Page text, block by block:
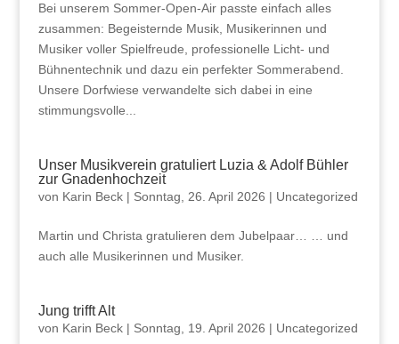
Bei unserem Sommer-Open-Air passte einfach alles
zusammen: Begeisternde Musik, Musikerinnen und
Musiker voller Spielfreude, professionelle Licht- und
Bühnentechnik und dazu ein perfekter Sommerabend.
Unsere Dorfwiese verwandelte sich dabei in eine
stimmungsvolle...
Unser Musikverein gratuliert Luzia & Adolf Bühler
zur Gnadenhochzeit
von Karin Beck| Sonntag, 26. April 2026 | Uncategorized
Martin und Christa gratulieren dem Jubelpaar… … und
auch alle Musikerinnen und Musiker.
Jung trifft Alt
von Karin Beck| Sonntag, 19. April 2026 | Uncategorized